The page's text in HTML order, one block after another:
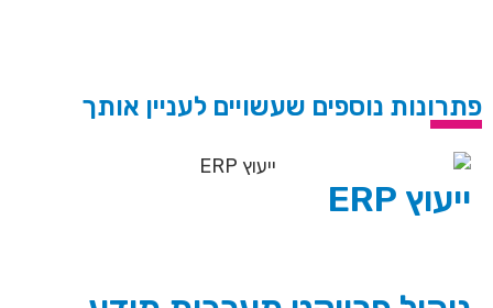
פתרונות נוספים שעשויים לעניין אותך
ייעוץ ERP